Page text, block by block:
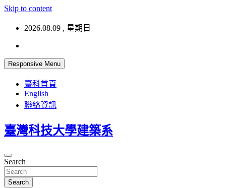
Skip to content
2026.08.09 , 星期日
Responsive Menu
臺科首頁
English
聯絡資訊
臺灣科技大學建築系
Search
Search